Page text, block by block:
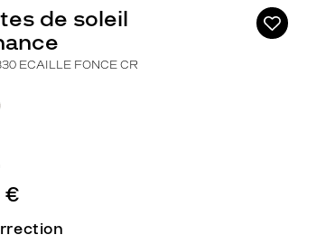
Ajouter
à
de soleil
ECAILLE FONCE CR
€